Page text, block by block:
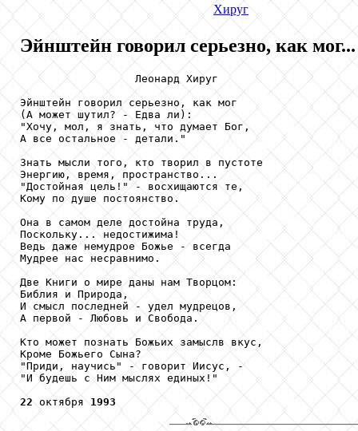
Хируг
Эйнштейн говорил серьезно, как мог...
                  Леонард Хируг
Эйнштейн говорил серьезно, как мог
(А может шутил? - Едва ли):
"Хочу, мол, я знать, что думает Бог,
А все остальное - детали."
Знать мысли того, кто творил в пустоте
Энергию, время, пространство...
"Достойная цель!" - восхищаются те,
Кому по душе постоянство.
Она в самом деле достойна труда,
Поскольку... недостижима!
Ведь даже немудрое Божье - всегда
Мудрее нас несравнимо.
Две Книги о мире даны нам Творцом:
Библия и Природа,
И смысл последней - удел мудрецов,
А первой - Любовь и Свобода.
Кто может познать Божьих замыслв вкус,
Кроме Божьего Сына?
"Приди, научись" - говорит Иисус, -
"И будешь с Ним мыслях единых!"
22 октября 1993